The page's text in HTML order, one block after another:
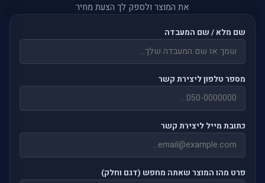
את המוצר ולספק לך הצעת מחיר
שם מלא / שם המעבדה
מספר טלפון ליצירת קשר
כתובת מייל ליצירת קשר
פרט מהו המוצר שאתה מחפש (דגם וחלק)